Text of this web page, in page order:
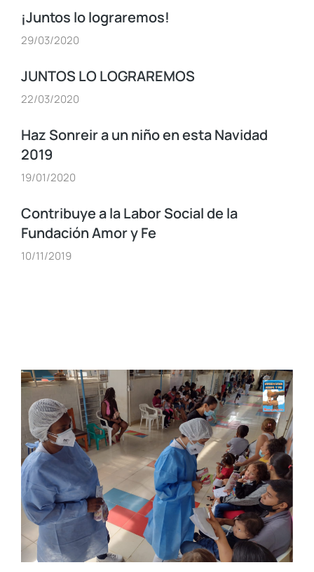
¡Juntos lo lograremos!
29/03/2020
JUNTOS LO LOGRAREMOS
22/03/2020
Haz Sonreir a un niño en esta Navidad
2019
19/01/2020
Contribuye a la Labor Social de la
Fundación Amor y Fe
10/11/2019